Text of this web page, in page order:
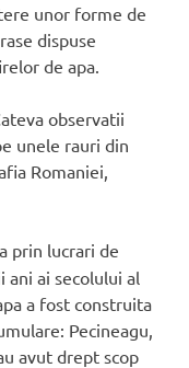
unor forme de
dispuse
de apa.
observatii
unele rauri din
Romaniei,
prin lucrari de
ani ai secolului al
a fost construita
Pecineagu,
avut drept scop